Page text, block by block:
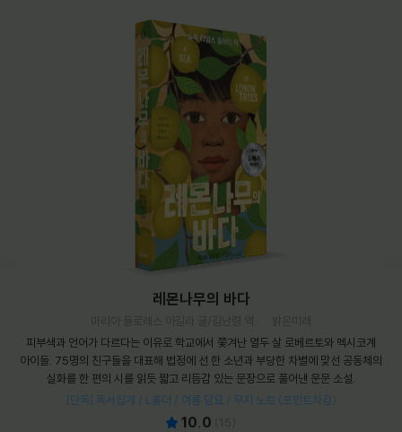
레몬나무의 바다
피부색과 언어가 다르다는 이유로 학교에서 쫓겨난 열두 살 로베르토와 멕시코계
아이들. 75명의 친구들을 대표해 법정에 선 한 소년과 부당한 차별에 맞선 공동체의
실화를 한 편의 시를 읽듯 짧고 리듬감 있는 문장으로 풀어낸 운문 소설.
[단독] 독서집게 / L홀더 / 여름 담요 / 무지 노트 (포인트차감)
10.0